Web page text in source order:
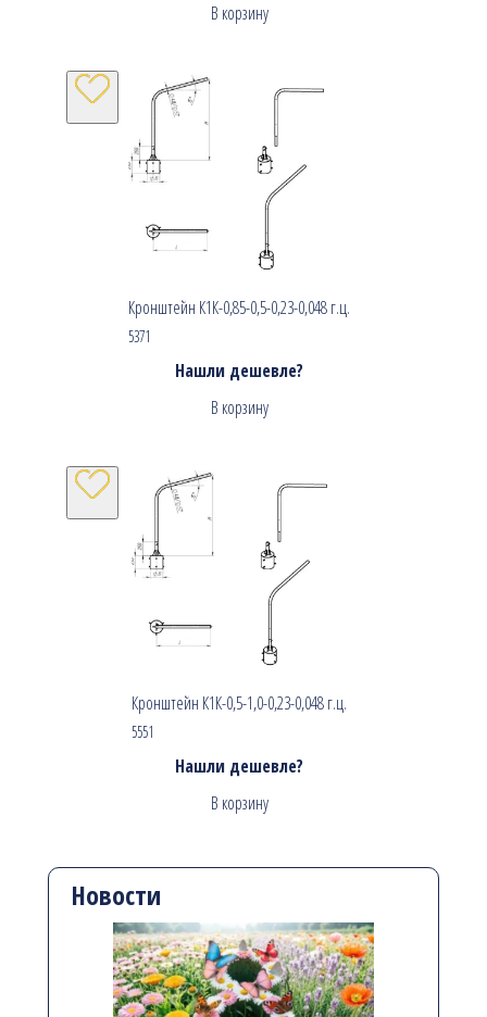
В корзину
Кронштейн К1К-0,85-0,5-0,23-0,048 г.ц.
5371
Нашли дешевле?
В корзину
Кронштейн К1К-0,5-1,0-0,23-0,048 г.ц.
5551
Нашли дешевле?
В корзину
Новости